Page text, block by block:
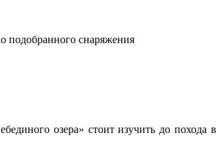
подобранного снаряжения
озера» стоит изучить до похода в